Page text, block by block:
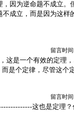
因为逆命题不成立。
成立，而是因为这样
留言时间
这是一个有效的定理
是个定律，尽管这个
留言时间
这也是定理